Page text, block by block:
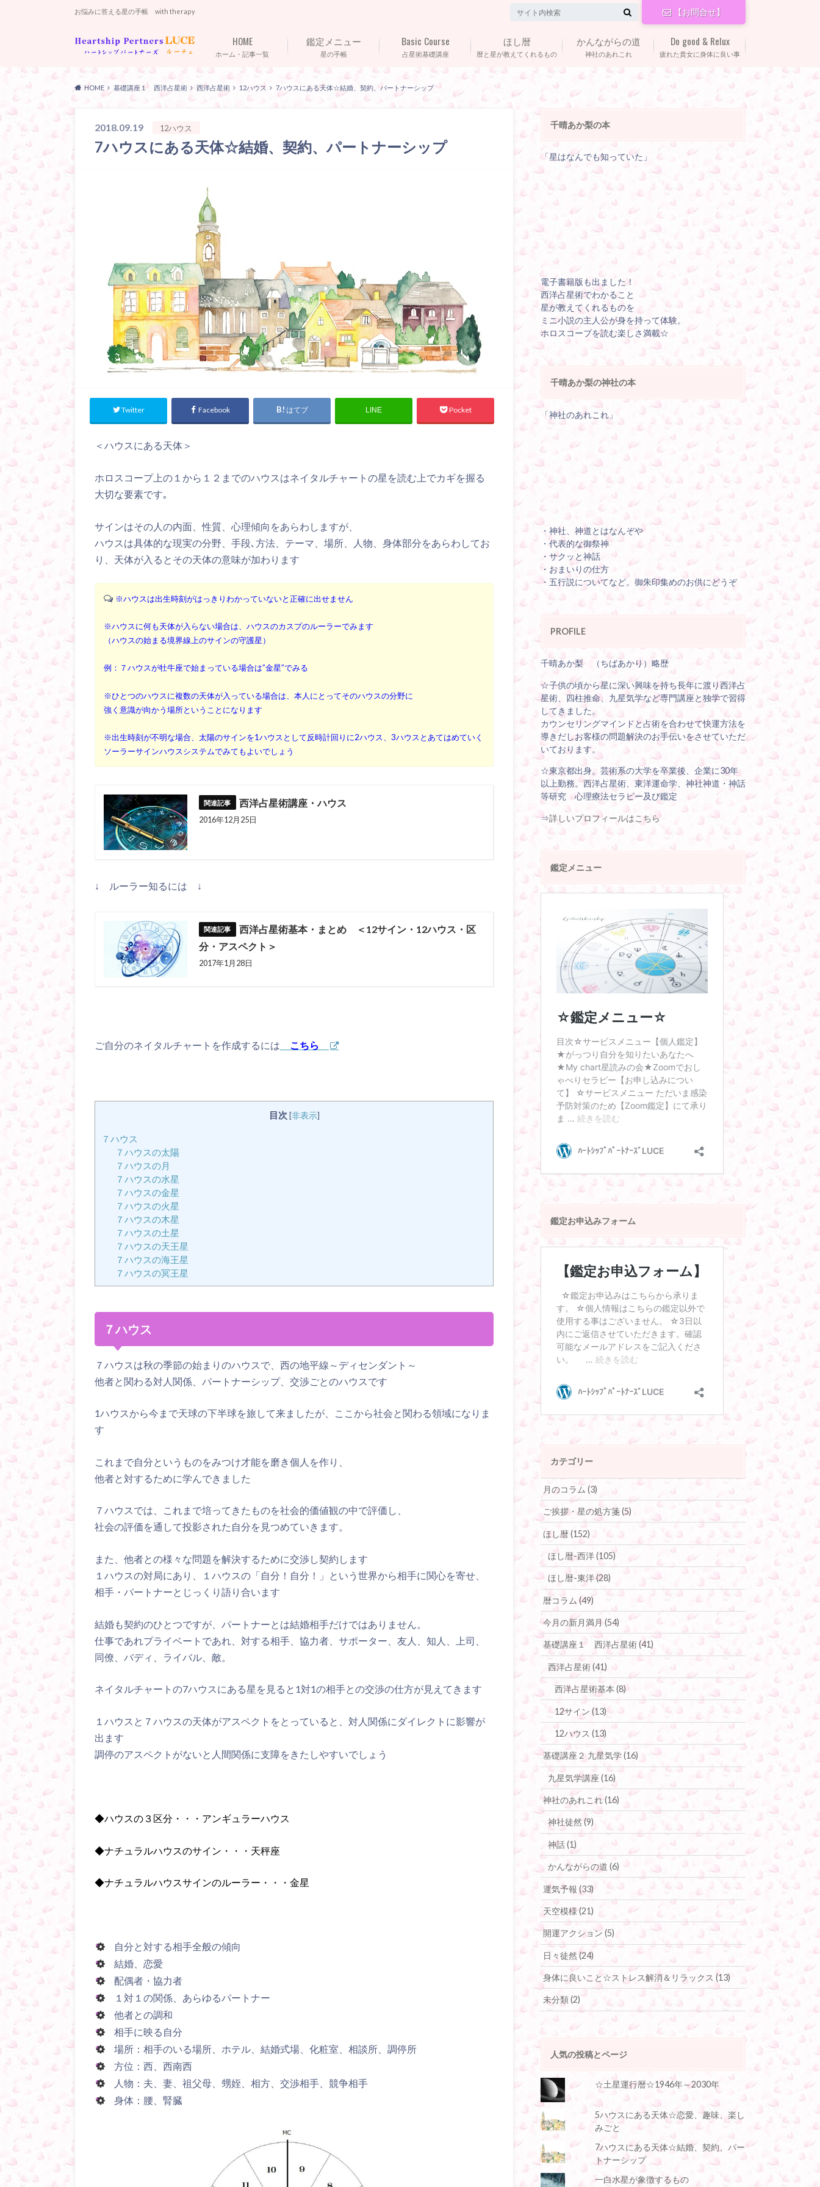
お悩みに答える星の手帳 with therapy 【お問合せ】
ホーム・記事一覧
HOME
星の手帳
鑑定メニュー
占星術基礎講座
Basic Course
暦と星が教えてくれるもの
ほし暦
神社のあれこれ
かんながらの道
疲れた貴女に身体に良い事
Do good & Relux
HOME 基礎講座１ 西洋占星術 西洋占星術 12ハウス 7ハウスにある天体☆結婚、契約、パートナーシップ
2018.09.19 12ハウス
7ハウスにある天体☆結婚、契約、パートナーシップ
Twitter Facebook はてブ LINE Pocket
＜ハウスにある天体＞
ホロスコープ上の１から１２までのハウスはネイタルチャートの星を読む上でカギを握る
大切な要素です｡
サインはその人の内面、性質、心理傾向をあらわしますが、
ハウスは具体的な現実の分野、手段､方法、テーマ、場所、人物、身体部分をあらわしてお
り、天体が入るとその天体の意味が加わります
※ハウスは出生時刻がはっきりわかっていないと正確に出せません
※ハウスに何も天体が入らない場合は、ハウスのカスプのルーラーでみます
（ハウスの始まる境界線上のサインの守護星）
例：７ハウスが牡牛座で始まっている場合は”金星”でみる
※ひとつのハウスに複数の天体が入っている場合は、本人にとってそのハウスの分野に
強く意識が向かう場所ということになります
※出生時刻が不明な場合、太陽のサインを1ハウスとして反時計回りに2ハウス、3ハウスとあてはめていく
ソーラーサインハウスシステムでみてもよいでしょう
西洋占星術講座・ハウス
2016年12月25日
↓ ルーラー知るには ↓
西洋占星術基本・まとめ ＜12サイン・12ハウス・区
分・アスペクト＞
2017年1月28日
ご自分のネイタルチャートを作成するには こちら
目次 [非表示]
７ハウス
７ハウスの太陽
７ハウスの月
７ハウスの水星
７ハウスの金星
７ハウスの火星
７ハウスの木星
７ハウスの土星
７ハウスの天王星
７ハウスの海王星
７ハウスの冥王星
７ハウス
７ハウスは秋の季節の始まりのハウスで、西の地平線～ディセンダント～
他者と関わる対人関係、パートナーシップ、交渉ごとのハウスです
1ハウスから今まで天球の下半球を旅して来ましたが、ここから社会と関わる領域になりま
す
これまで自分というものをみつけ才能を磨き個人を作り、
他者と対するために学んできました
７ハウスでは、これまで培ってきたものを社会的価値観の中で評価し、
社会の評価を通して投影された自分を見つめていきます。
また、他者との様々な問題を解決するために交渉し契約します
１ハウスの対局にあり、１ハウスの「自分！自分！」という世界から相手に関心を寄せ、
相手・パートナーとじっくり語り合います
結婚も契約のひとつですが、パートナーとは結婚相手だけではありません。
仕事であれプライベートであれ、対する相手、協力者、サポーター、友人、知人、上司、
同僚、バディ、ライバル、敵。
ネイタルチャートの7ハウスにある星を見ると1対1の相手との交渉の仕方が見えてきます
１ハウスと７ハウスの天体がアスペクトをとっていると、対人関係にダイレクトに影響が
出ます
調停のアスペクトがないと人間関係に支障をきたしやすいでしょう
◆ハウスの３区分・・・アンギュラーハウス
◆ナチュラルハウスのサイン・・・天秤座
◆ナチュラルハウスサインのルーラー・・・金星
自分と対する相手全般の傾向
結婚、恋愛
配偶者・協力者
１対１の関係、あらゆるパートナー
他者との調和
相手に映る自分
場所：相手のいる場所、ホテル、結婚式場、化粧室、相談所、調停所
方位：西、西南西
人物：夫、妻、祖父母、甥姪、相方、交渉相手、競争相手
身体：腰、腎臓
千晴あか梨の本
「星はなんでも知っていた」
電子書籍版も出ました！
西洋占星術でわかること
星が教えてくれるものを
ミニ小説の主人公が身を持って体験。
ホロスコープを読む楽しさ満載☆
千晴あか梨の神社の本
「神社のあれこれ」
・神社、神道とはなんぞや
・代表的な御祭神
・サクッと神話
・おまいりの仕方
・五行説についてなど。御朱印集めのお供にどうぞ
PROFILE
千晴あか梨 （ちばあかり）略歴
☆子供の頃から星に深い興味を持ち長年に渡り西洋占
星術、四柱推命、九星気学など専門講座と独学で習得
してきました。
カウンセリングマインドと占術を合わせて快運方法を
導きだしお客様の問題解決のお手伝いをさせていただ
いております。
☆東京都出身。芸術系の大学を卒業後、企業に30年
以上勤務。西洋占星術、東洋運命学、神社神道・神話
等研究 心理療法セラピー及び鑑定
⇒詳しいプロフィールはこちら
鑑定メニュー
鑑定お申込みフォーム
カテゴリー
月のコラム(3)
ご挨拶・星の処方箋(5)
ほし暦(152)
ほし暦-西洋(105)
ほし暦-東洋(28)
暦コラム(49)
今月の新月満月(54)
基礎講座１ 西洋占星術(41)
西洋占星術(41)
西洋占星術基本(8)
12サイン(13)
12ハウス(13)
基礎講座２ 九星気学(16)
九星気学講座 (16)
神社のあれこれ(16)
神社徒然(9)
神話(1)
かんながらの道 (6)
運気予報(33)
天空模様(21)
開運アクション(5)
日々徒然(24)
身体に良いこと☆ストレス解消＆リラックス(13)
未分類(2)
人気の投稿とページ
☆土星運行暦☆1946年～2030年
5ハウスにある天体☆恋愛、趣味、楽し
みごと
7ハウスにある天体☆結婚、契約、パー
トナーシップ
一白水星が象徴するもの